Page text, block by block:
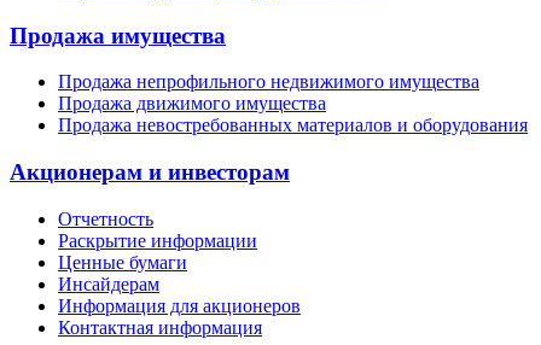
Продажа имущества
Продажа непрофильного недвижимого имущества
Продажа движимого имущества
Продажа невостребованных материалов и оборудования
Акционерам и инвесторам
Отчетность
Раскрытие информации
Ценные бумаги
Инсайдерам
Информация для акционеров
Контактная информация